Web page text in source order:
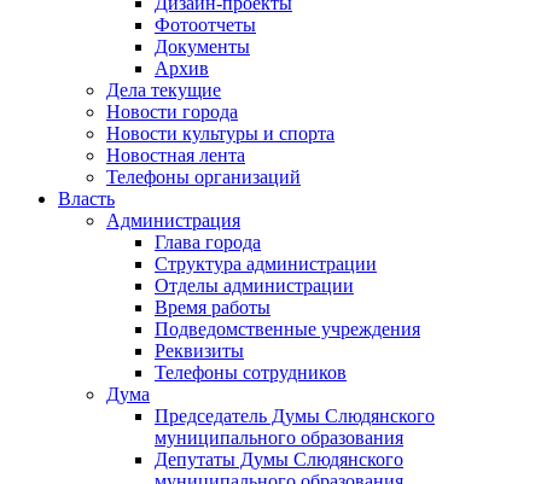
Фотоотчеты
Документы
Архив
Дела текущие
Новости города
Новости культуры и спорта
Новостная лента
Телефоны организаций
Власть
Администрация
Глава города
Структура администрации
Отделы администрации
Время работы
Подведомственные учреждения
Реквизиты
Телефоны сотрудников
Дума
Председатель Думы Слюдянского
муниципального образования
Депутаты Думы Слюдянского